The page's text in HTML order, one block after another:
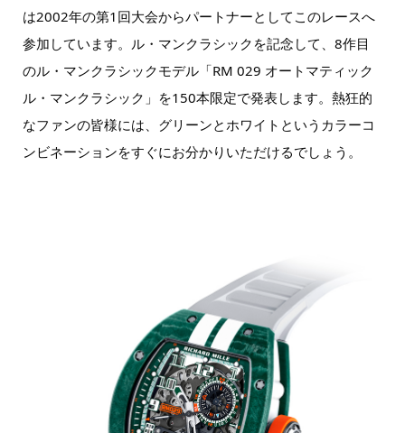
は2002年の第1回大会からパートナーとしてこのレースへ
参加しています。ル・マンクラシックを記念して、8作目
のル・マンクラシックモデル「RM 029 オートマティック
ル・マンクラシック」を150本限定で発表します。熱狂的
なファンの皆様には、グリーンとホワイトというカラーコ
ンビネーションをすぐにお分かりいただけるでしょう。